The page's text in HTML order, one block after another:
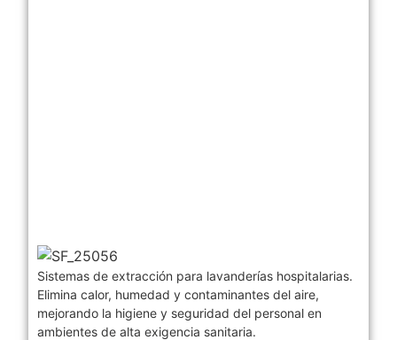
Sistemas de extracción para lavanderías hospitalarias.
Elimina calor, humedad y contaminantes del aire,
mejorando la higiene y seguridad del personal en
ambientes de alta exigencia sanitaria.